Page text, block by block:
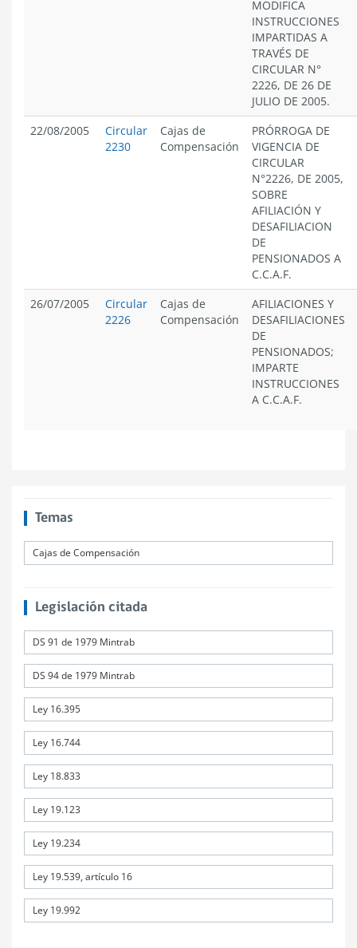
MODIFICA
INSTRUCCIONES
IMPARTIDAS A
TRAVÉS DE
CIRCULAR N°
2226, DE 26 DE
JULIO DE 2005.
22/08/2005
Circular
2230
Cajas de
Compensación
PRÓRROGA DE
VIGENCIA DE
CIRCULAR
N°2226, DE 2005,
SOBRE
AFILIACIÓN Y
DESAFILIACION
DE
PENSIONADOS A
C.C.A.F.
26/07/2005
Circular
2226
Cajas de
Compensación
AFILIACIONES Y
DESAFILIACIONES
DE
PENSIONADOS;
IMPARTE
INSTRUCCIONES
A C.C.A.F.
Temas
Cajas de Compensación
Legislación citada
DS 91 de 1979 Mintrab
DS 94 de 1979 Mintrab
Ley 16.395
Ley 16.744
Ley 18.833
Ley 19.123
Ley 19.234
Ley 19.539, artículo 16
Ley 19.992